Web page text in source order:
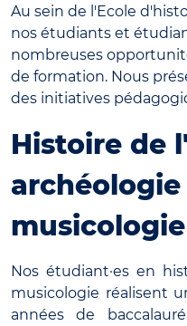
Au sein de l'Ecole
nos étudiants et
nombreuses
de formation. Nous
des initiatives
Histoire de
musicologie
Nos étudiant·es en
musicologie réalisent
années de